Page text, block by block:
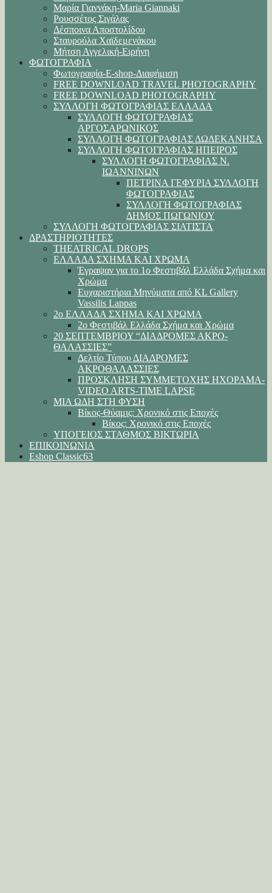
Μαρία Γιαννάκη-Maria Giannaki
Ρουσσέτος Σιγάλας
Δέσποινα Αποστολίδου
Σταυρούλα Χαϊδεμενάκου
Μήτση Αγγελική-Ειρήνη
ΦΩΤΟΓΡΑΦΙΑ
Φωτογραφία-E-shop-Διαφήμιση
FREE DOWNLOAD TRAVEL PHOTOGRAPHY
FREE DOWNLOAD PHOTOGRAPHY
ΣΥΛΛΟΓΗ ΦΩΤΟΓΡΑΦΙΑΣ ΕΛΛΑΔΑ
ΣΥΛΛΟΓΗ ΦΩΤΟΓΡΑΦΙΑΣ
ΑΡΓΟΣΑΡΩΝΙΚΟΣ
ΣΥΛΛΟΓΗ ΦΩΤΟΓΡΑΦΙΑΣ ΔΩΔΕΚΑΝΗΣΑ
ΣΥΛΛΟΓΗ ΦΩΤΟΓΡΑΦΙΑΣ ΗΠΕΙΡΟΣ
ΣΥΛΛΟΓΗ ΦΩΤΟΓΡΑΦΙΑΣ Ν.
ΙΩΑΝΝΙΝΩΝ
ΠΕΤΡΙΝΑ ΓΕΦΥΡΙΑ ΣΥΛΛΟΓΗ
ΦΩΤΟΓΡΑΦΙΑΣ
ΣΥΛΛΟΓΗ ΦΩΤΟΓΡΑΦΙΑΣ
ΔΗΜΟΣ ΠΩΓΩΝΙΟΥ
ΣΥΛΛΟΓΗ ΦΩΤΟΓΡΑΦΙΑΣ ΣΙΑΤΙΣΤΑ
ΔΡΑΣΤΗΡΙΟΤΗΤΕΣ
THEATRICAL DROPS
ΕΛΛΑΔΑ ΣΧΗΜΑ ΚΑΙ ΧΡΩΜΑ
Έγραψαν για το 1ο Φεστιβάλ Ελλάδα Σχήμα και
Χρώμα
Ευχαριστήρια Μηνύματα από KL Gallery
Vassilis Lappas
2ο ΕΛΛΑΔΑ ΣΧΗΜΑ ΚΑΙ ΧΡΩΜΑ
2ο Φεστιβάλ Ελλάδα Σχήμα και Χρώμα
20 ΣΕΠΤΕΜΒΡΙΟΥ “ΔΙΑΔΡΟΜΕΣ ΑΚΡΟ-
ΘΑΛΑΣΣΙΕΣ”
Δελτίο Τύπου ΔΙΑΔΡΟΜΕΣ
ΑΚΡΟΘΑΛΑΣΣΙΕΣ
ΠΡΟΣΚΛΗΣΗ ΣΥΜΜΕΤΟΧΗΣ ΗΧΟΡΑΜΑ-
VIDEO ARTS-TIME LAPSE
ΜΙΑ ΩΔΗ ΣΤΗ ΦΥΣΗ
Βίκος-Θύαμις: Χρονικό στις Εποχές
Βίκος: Χρονικό στις Εποχές
ΥΠΟΓΕΙΟΣ ΣΤΑΘΜΟΣ ΒΙΚΤΩΡΙΑ
ΕΠΙΚΟΙΝΩΝΙΑ
Eshop Classic63